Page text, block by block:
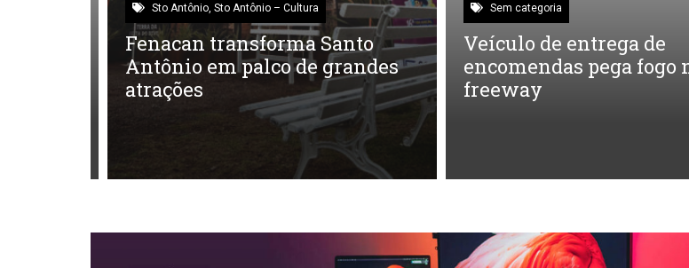
Sto Antônio,Sto Antônio – Cultura
Fenacan transforma Santo
Antônio em palco de grandes
atrações
Sem categoria
Veículo de entrega de
encomendas pega fogo na
freeway